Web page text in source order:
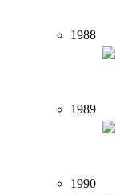
1988
1989
1990